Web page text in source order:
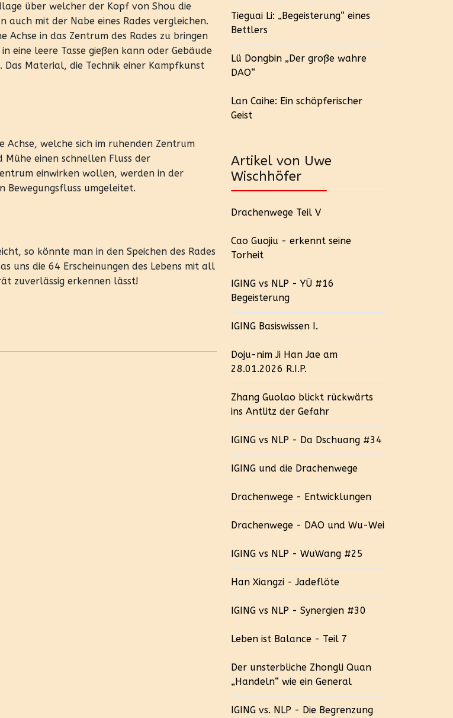
über welcher der Kopf von Shou die
auch mit der Nabe eines Rades vergleichen.
Achse in das Zentrum des Rades zu bringen
eine leere Tasse gießen kann oder Gebäude
Material, die Technik einer Kampfkunst
Achse, welche sich im ruhenden Zentrum
einen schnellen Fluss der
einwirken wollen, werden in der
Bewegungsfluss umgeleitet.
so könnte man in den Speichen des Rades
uns die 64 Erscheinungen des Lebens mit all
zuverlässig erkennen lässt!
Tieguai Li: „Begeisterung“ eines
Bettlers
Lü Dongbin „Der große wahre
DAO“
Lan Caihe: Ein schöpferischer
Geist
Artikel von Uwe
Wischhöfer
Drachenwege Teil V
Cao Guojiu - erkennt seine
Torheit
IGING vs NLP - YÜ #16
Begeisterung
IGING Basiswissen I.
Doju-nim Ji Han Jae am
28.01.2026 R.I.P.
Zhang Guolao blickt rückwärts
ins Antlitz der Gefahr
IGING vs NLP - Da Dschuang #34
IGING und die Drachenwege
Drachenwege - Entwicklungen
Drachenwege - DAO und Wu-Wei
IGING vs NLP - WuWang #25
Han Xiangzi - Jadeflöte
IGING vs NLP - Synergien #30
Leben ist Balance - Teil 7
Der unsterbliche Zhongli Quan
„Handeln“ wie ein General
IGING vs. NLP - Die Begrenzung